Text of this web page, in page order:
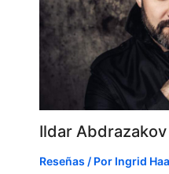
Ildar Abdrazakov
Reseñas / Por Ingrid